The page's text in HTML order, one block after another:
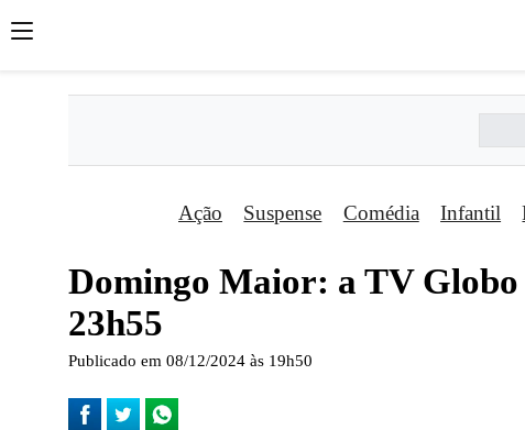
Ação Suspense Comédia Infantil
Domingo Maior: a TV
23h55
Publicado em 08/12/2024 às 19h50